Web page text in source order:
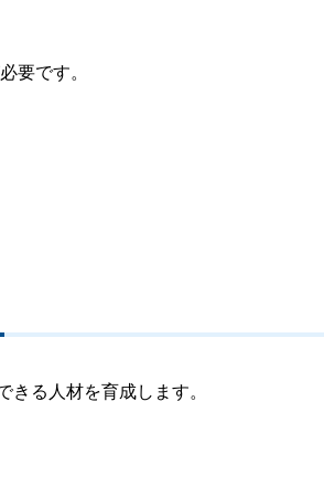
要です。
る人材を育成します。